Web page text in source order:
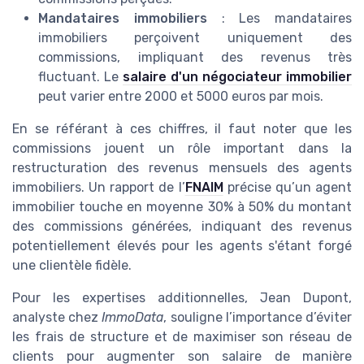
Mandataires immobiliers : Les mandataires
immobiliers perçoivent uniquement des
commissions, impliquant des revenus très
fluctuant. Le salaire d'un négociateur immobilier
peut varier entre 2000 et 5000 euros par mois.
En se référant à ces chiffres, il faut noter que les
commissions jouent un rôle important dans la
restructuration des revenus mensuels des agents
immobiliers. Un rapport de l’FNAIMprécise qu’un agent
immobilier touche en moyenne 30% à 50% du montant
des commissions générées, indiquant des revenus
potentiellement élevés pour les agents s'étant forgé
une clientèle fidèle.
Pour les expertises additionnelles, Jean Dupont,
analyste chezImmoData, souligne l’importance d’éviter
les frais de structure et de maximiser son réseau de
clients pour augmenter son salaire de manière